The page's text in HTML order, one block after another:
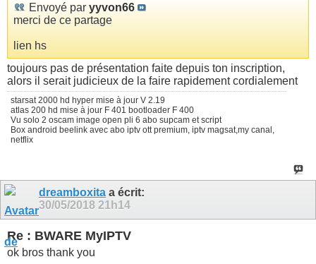
Envoyé par yyvon66
merci de ce partage
lien hs
toujours pas de présentation faite depuis ton inscription,
alors il serait judicieux de la faire rapidement cordialement
starsat 2000 hd hyper mise à jour V 2.19
atlas 200 hd mise à jour F 401 bootloader F 400
Vu solo 2 oscam image open pli 6 abo supcam et script
Box android beelink avec abo iptv ott premium, iptv magsat,my canal,
netflix
dreamboxita a écrit:
30/05/2018 21h14
Re : BWARE MyIPTV
ok bros thank you